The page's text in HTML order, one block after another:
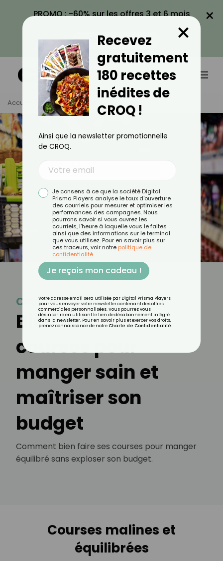
PROMO : -60% sur les offres 3 et 6 mois
VOIR LA PROMO
×
Accueil Tag Courses
Courses
Bien faire ses
courses pour
manger sain et
maîtriser son
budget
Comment bien faire ses courses pour manger
équilibré sans exploser son budget.
Courses malines et
équilibrées
Recevez
gratuitement
180 recettes
inédites de
CROQ !
×
Ainsi que la newsletter promotionnelle
de CROQ.
Je consens à ce que la société Digital
Prisma Players analyse le taux d'ouverture
des courriels pour mesurer et optimiser les
performances des campagnes. Nous
pourrons savoir si vous ouvrez les
courriels, l'heure à laquelle vous le faites
ainsi que des informations sur le terminal
que vous utilisez. Pour en savoir plus sur
ces traceurs, voir notre politique de
confidentialité.
Je reçois mon cadeau !
Votre adresse email sera utilisée par Digital Prisma Players
pour vous envoyer votre newsletter contenant des offres
commerciales personnalisées. Vous pourrez vous
désinscrire en utilisant le lien de désabonnement intégré
dans la newsletter. Pour en savoir plus et exercer vos droits,
prenez connaissance de notre Charte de Confidentialité.